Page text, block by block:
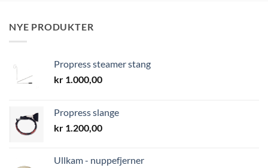
NYE PRODUKTER
Propress steamer stang
kr 1.000,00
Propress slange
kr 1.200,00
Ullkam - nuppefjerner